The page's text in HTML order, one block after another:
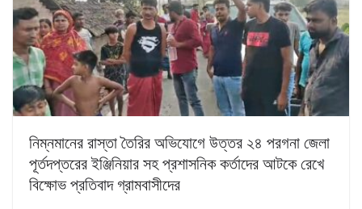
নিম্নমানের রাস্তা তৈরির অভিযোগে উত্তর ২৪ পরগনা জেলা
পূর্তদপ্তরের ইঞ্জিনিয়ার সহ প্রশাসনিক কর্তাদের আটকে রেখে
বিক্ষোভ প্রতিবাদ গ্রামবাসীদের